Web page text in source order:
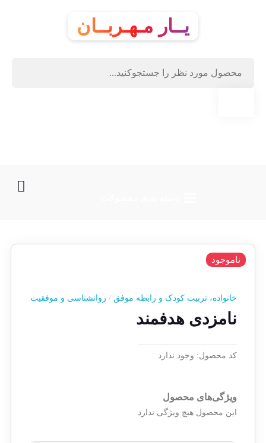
یــار مـهـربــان
خانواده، تربیت کودک و رابطه موفق / روانشناسی و موفقیت
نامزدی هدفمند
کد محصول: وجود ندارد
ویژگی‌های محصول
این محصول هیچ ویژگی ندارد
ناموجود